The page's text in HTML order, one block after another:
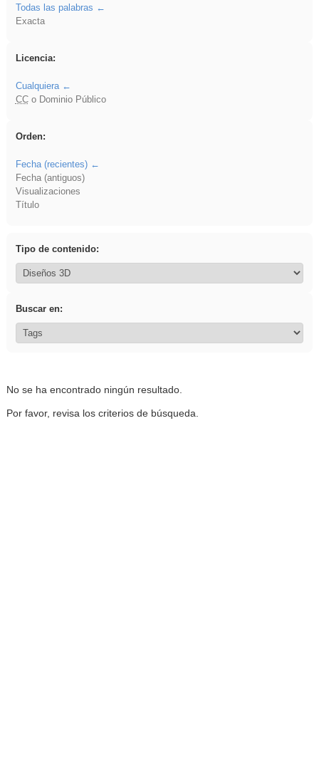
Todas las palabras
Exacta
Licencia:
Cualquiera
CCo Dominio Público
Orden:
Fecha (recientes)
Fecha (antiguos)
Visualizaciones
Título
Tipo de contenido:
Buscar en:
No se ha encontrado ningún resultado.
Por favor, revisa los criterios de búsqueda.